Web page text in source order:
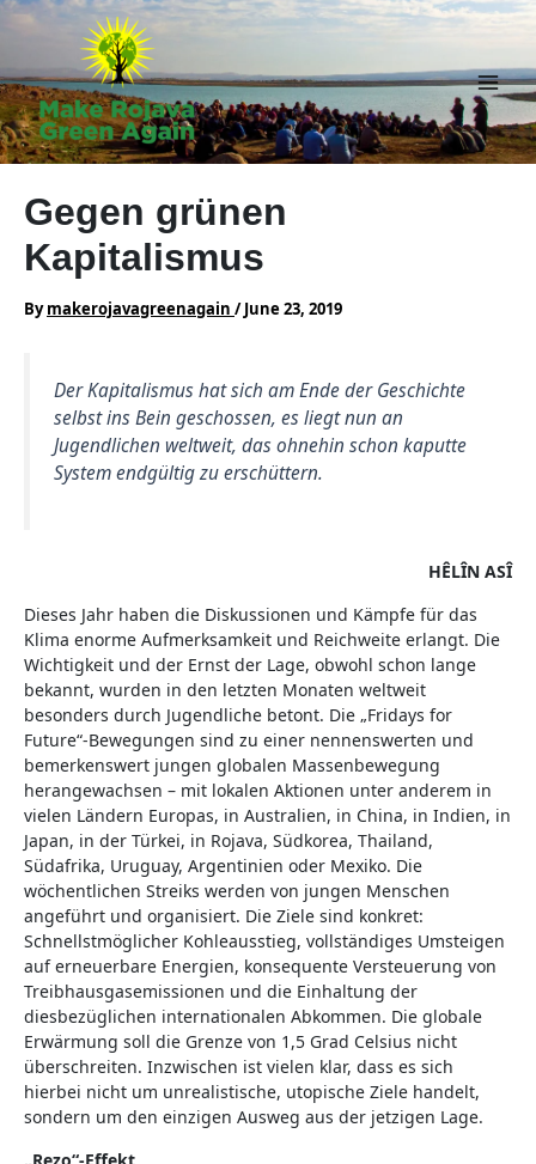
Skip
Main
Gegen grünen
Kapitalismus
Bymakerojavagreenagain /June 23, 2019
Der Kapitalismus hat sich am Ende der Geschichte
selbst ins Bein geschossen, es liegt nun an
Jugendlichen weltweit, das ohnehin schon kaputte
System endgültig zu erschüttern.
HÊLÎN ASÎ
Dieses Jahr haben die Diskussionen und Kämpfe für das
Klima enorme Aufmerksamkeit und Reichweite erlangt. Die
Wichtigkeit und der Ernst der Lage, obwohl schon lange
bekannt, wurden in den letzten Monaten weltweit
besonders durch Jugendliche betont. Die „Fridays for
Future“-Bewegungen sind zu einer nennenswerten und
bemerkenswert jungen globalen Massenbewegung
herangewachsen – mit lokalen Aktionen unter anderem in
vielen Ländern Europas, in Australien, in China, in Indien, in
Japan, in der Türkei, in Rojava, Südkorea, Thailand,
Südafrika, Uruguay, Argentinien oder Mexiko. Die
wöchentlichen Streiks werden von jungen Menschen
angeführt und organisiert. Die Ziele sind konkret:
Schnellstmöglicher Kohleausstieg, vollständiges Umsteigen
auf erneuerbare Energien, konsequente Versteuerung von
Treibhausgasemissionen und die Einhaltung der
diesbezüglichen internationalen Abkommen. Die globale
Erwärmung soll die Grenze von 1,5 Grad Celsius nicht
überschreiten. Inzwischen ist vielen klar, dass es sich
hierbei nicht um unrealistische, utopische Ziele handelt,
sondern um den einzigen Ausweg aus der jetzigen Lage.
„Rezo“-Effekt